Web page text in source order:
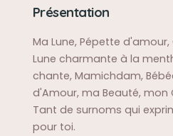
Présentation
Ma Lune, Pépette
Lune charmante à la
chante, Mamichdam,
d'Amour, ma Beauté, mon
Tant de surnoms qui
pour toi.